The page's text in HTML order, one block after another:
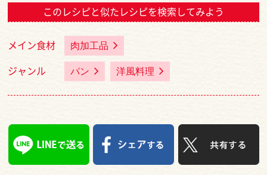
このレシピと似たレシピを検索してみよう
メイン食材 肉加工品
ジャンル パン 洋風料理